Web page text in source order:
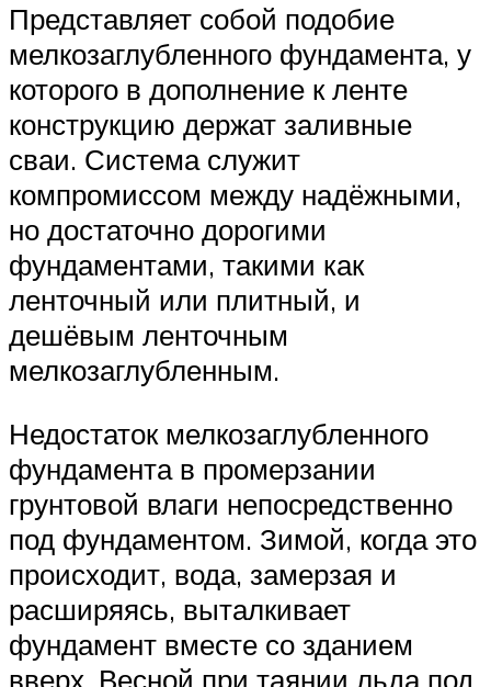
Представляет собой подобие
мелкозаглубленного фундамента, у
которого в дополнение к ленте
конструкцию держат заливные
сваи. Система служит
компромиссом между надёжными,
но достаточно дорогими
фундаментами, такими как
ленточный или плитный, и
дешёвым ленточным
мелкозаглубленным.
Недостаток мелкозаглубленного
фундамента в промерзании
грунтовой влаги непосредственно
под фундаментом. Зимой, когда это
происходит, вода, замерзая и
расширяясь, выталкивает
фундамент вместе со зданием
вверх. Весной при таянии льда под